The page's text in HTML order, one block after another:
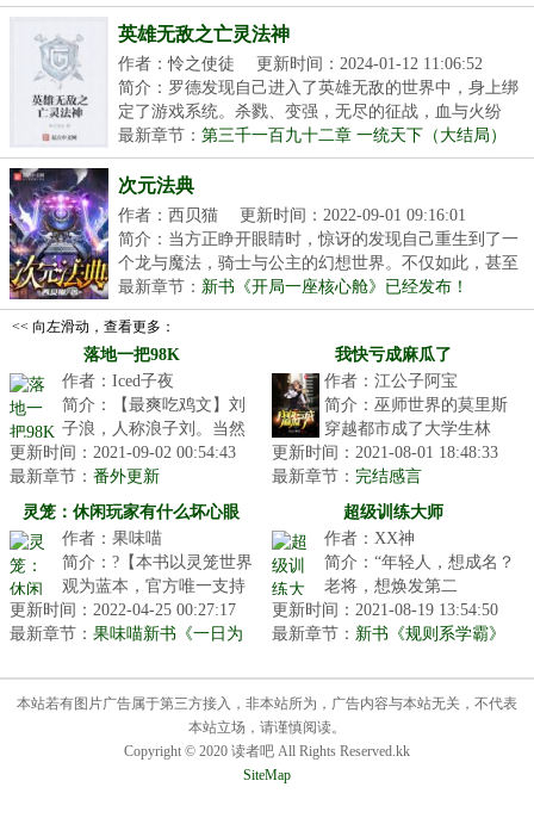
英雄无敌之亡灵法神
作者：怜之使徒
更新时间：2024-01-12 11:06:52
简介：罗德发现自己进入了英雄无敌的世界中，身上绑
定了游戏系统。杀戮、变强，无尽的征战，血与火纷
飞…...
最新章节： 第三千一百九十二章 一统天下（大结局）
次元法典
作者：西贝猫
更新时间：2022-09-01 09:16:01
简介：当方正睁开眼睛时，惊讶的发现自己重生到了一
个龙与魔法，骑士与公主的幻想世界。不仅如此，甚至
连...
最新章节： 新书《开局一座核心舱》已经发布！
<< 向左滑动，查看更多：
落地一把98K
作者：Iced子夜
简介：【最爽吃鸡文】刘
子浪，人称浪子刘。当然
你们也可以叫他钢琴手，
帝国鹰眼，爆破鬼才，战
神Vic，绝...
更新时间：2021-09-02 00:54:43
最新章节： 番外更新
我快亏成麻瓜了
作者：江公子阿宝
简介：巫师世界的莫里斯
穿越都市成了大学生林
冬。为了回到自己熟悉的
世界，必须赚够足够的金
加隆购买系统...
更新时间：2021-08-01 18:48:33
最新章节： 完结感言
灵笼：休闲玩家有什么坏心眼
作者：果味喵
简介：?【本书以灵笼世界
观为蓝本，官方唯一支持
小说】作为一个岁光荣退
休的封神玩家，陈谦回到
更新时间：2022-04-25 00:27:17
最新章节： 果味喵新书《一日为
超级训练大师
作者：XX神
简介：“年轻人，想成名？
老将，想焕发第二
春？”“速度不快？身体不
强壮？”“受伤了？医生还
更新时间：2021-08-19 13:54:50
最新章节： 新书《规则系学霸》
本站若有图片广告属于第三方接入，非本站所为，广告内容与本站无关，不代表
本站立场，请谨慎阅读。
Copyright © 2020 读者吧 All Rights Reserved.kk
SiteMap